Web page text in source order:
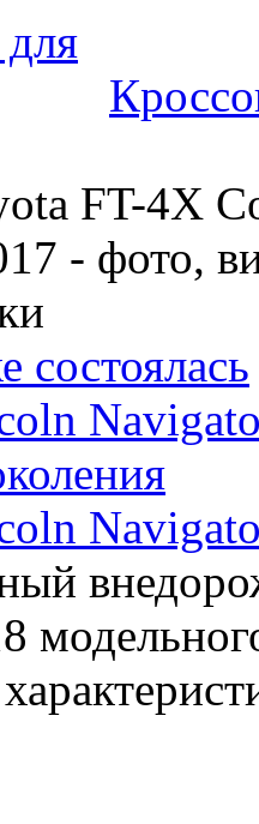
FT-4X
- фото,